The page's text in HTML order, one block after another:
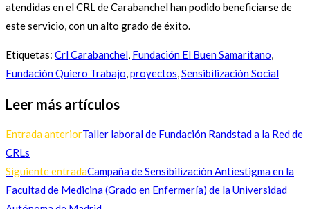
atendidas en el CRL de Carabanchel han podido beneficiarse de
este servicio, con un alto grado de éxito.
Etiquetas: Crl Carabanchel, Fundación El Buen Samaritano,
Fundación Quiero Trabajo,proyectos,Sensibilización Social
Leer más artículos
Entrada anteriorTaller laboral de Fundación Randstad a la Red de
CRLs
Siguiente entradaCampaña de Sensibilización Antiestigma en la
Facultad de Medicina (Grado en Enfermería) de la Universidad